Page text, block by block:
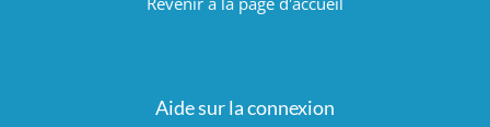
Aide sur la connexion